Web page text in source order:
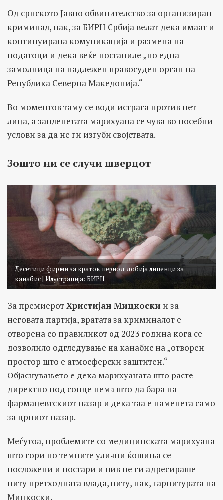
Од српското Јавно обвинителство за организиран
криминал, пак, за БИРН Србија велат дека имаат и
континуирана комуникација и размена на
податоци и дека веќе постапиле „по една
замолница на надлежен правосуден орган на
Република Северна Македонија.“
Во моментов таму се води истрага против пет
лица, а запленетата марихуана се чува во посебни
услови за да не ги изгуби својствата.
Зошто ни се случи шверцот
Десетици фирми за краток период добија лиценци за
канабис | Илустрација: БИРН
За премиеротХристијан Мицкоски и за
неговата партија, вратата за криминалот е
отворена со правиликот од 2023 година кога се
дозволило одгледување на канабис на „отворен
простор што е атмосферски заштитен.“
Објаснувањето e дека марихуаната што расте
директно под сонце нема што да бара на
фармацевтскиот пазар и дека таа е наменета само
за црниот пазар.
Меѓутоа, проблемите со медицинската марихуана
што гори по темните улични ќошиња се
посложени и постари и нив не ги адресираше
ниту претходната влада, ниту, пак, гарнитурата на
Мицкоски.